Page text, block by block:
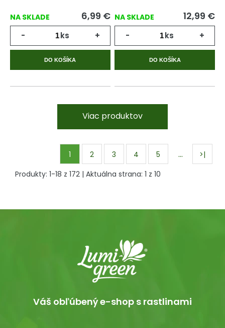
NA SKLADE 6,99 €
- ks +
DO KOŠÍKA
NA SKLADE 12,99 €
- ks +
DO KOŠÍKA
Viac produktov
1 2 3 4 5 …
>|
Produkty: 1-18 z 172 | Aktuálna strana: 1 z 10
Váš obľúbený e-shop s rastlinami